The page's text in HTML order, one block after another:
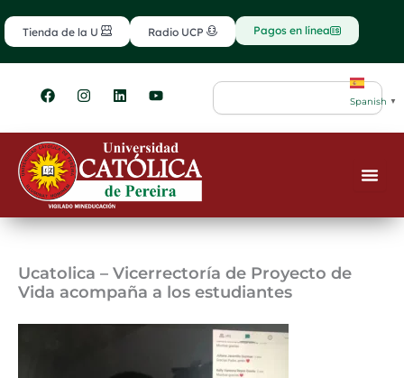
al
contenido
Tienda de la U Radio UCP Pagos en línea
F
a
e
b
o
o
k
I
n
t
g
r
m
L
i
k
e
d
i
n
Y
o
t
u
b
e
Search
Spanish ▼
Ucatolica – Vicerrectoría de Proyecto de
Vida acompaña a los estudiantes